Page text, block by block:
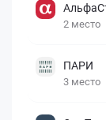
2 место
ПАРИ
3 место